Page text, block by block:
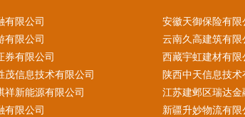
有限公司 安徽天御保险有限
有限公司
云南久高建筑有限
券有限公司
西藏宇虹建材有限
茂信息技术有限公司
陕西中天信息技术
祥新能源有限公司
江苏建邺区瑞达金
有限公司
新疆升妙物流有限